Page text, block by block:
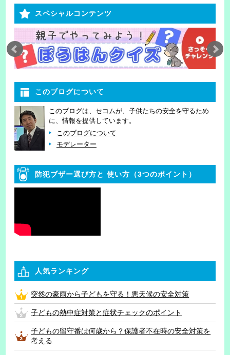
スペシャルコンテンツ
このブログについて
このブログは、セコムが、子供たちの安全を守るため
に、情報を提供しています。
このブログについて
モデレーター
防犯ブザー選び方と 使い方（3つのポイント）
人気ランキング
突然の豪雨から子どもを守る！悪天候の安全対策
子どもの熱中症対策と症状チェックのポイント
子どもの留守番は何歳から？保護者不在時の安全対策を
考える